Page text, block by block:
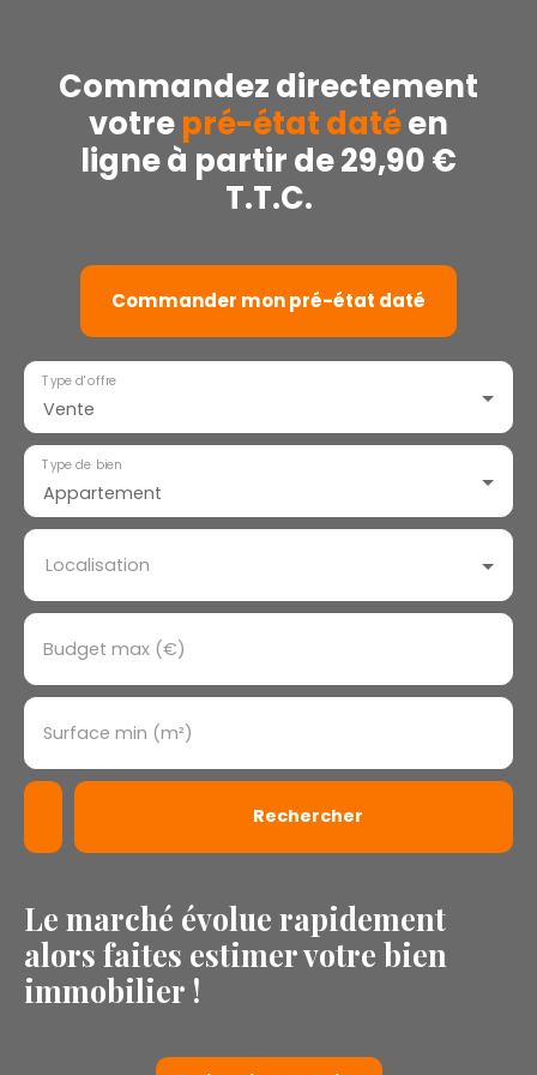
Commandez directement
votrepré-état datéen
ligne à partir de 29,90 €
T.T.C.
Commander mon pré-état daté
Vente
Type d'offre
Appartement
Type de bien
Localisation
Budget max (€)
Surface min (m²)
Rechercher
Le marché évolue rapidement
alors faites estimer votre bien
immobilier !